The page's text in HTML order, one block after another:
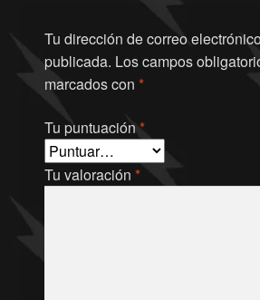
Tu dirección de correo
publicada. Los campos
marcados con *
Tu puntuación*
Tu valoración *